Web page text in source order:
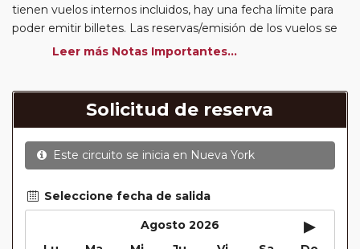
tienen vuelos internos incluidos, hay una fecha límite para
poder emitir billetes. Las reservas/emisión de los vuelos se
realizarán con los datos / documentación presentada por el
o un nombre incompleto, puede provocar la invalidez del
billete. No nos responsabilizaremos de los gastos
generados de cancelación y nueva emisión. Hacer una
plazas en los mismos vuelos previstos. Las compañías
aéreas se reservan el derecho de que un billete con un
nombre que no coincida con el que aparece en el
Leer más Notas Importantes...
Solicitud de reserva
Este circuito se inicia en Nueva York
Seleccione fecha de salida
Agosto 2026
▸